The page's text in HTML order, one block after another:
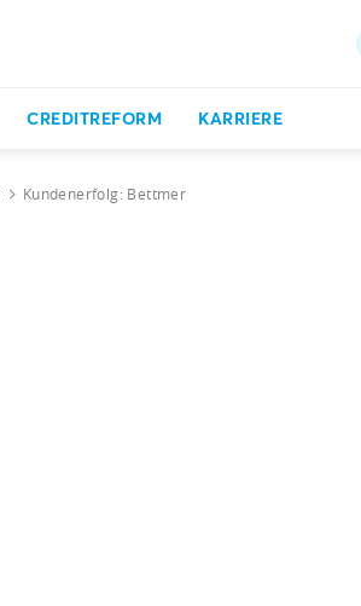
CREDITREFORM KARRIERE
Kundenerfolg: Bettmer